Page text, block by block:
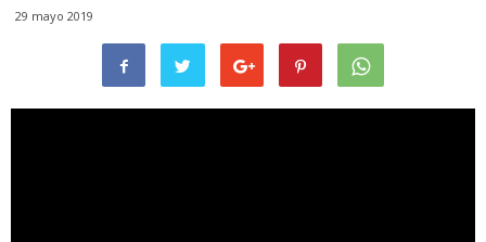
29 mayo 2019